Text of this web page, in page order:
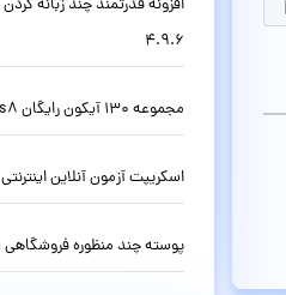
4.9.6
مجموعه 130 آیکون رایگان Icons8 به صورت SVG
اسکریپت آزمون آنلاین اینترنتی ProQuiz نسخه 2.0.2
پوسته چند منظوره فروشگاهی Astra نسخه 4.13.0